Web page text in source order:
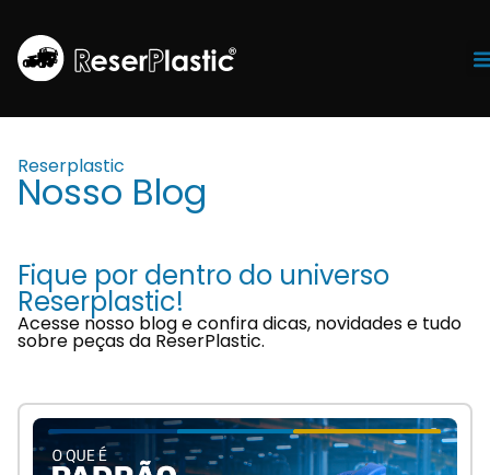
Reserplastic
Nosso Blog
Fique por dentro do universo
Reserplastic!
Acesse nosso blog e confira dicas, novidades e tudo
sobre peças da ReserPlastic.